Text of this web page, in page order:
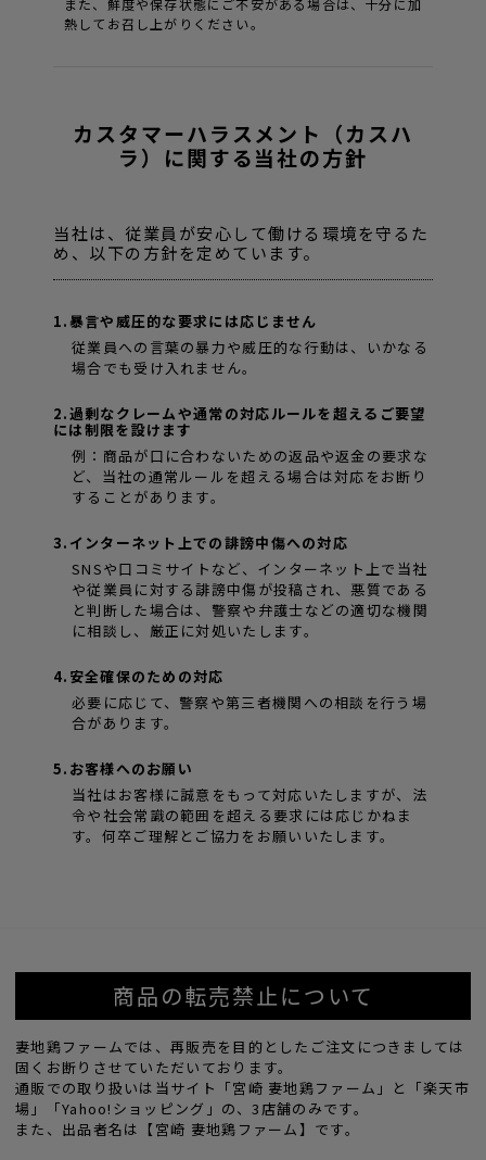
また、鮮度や保存状態にご不安がある場合は、十分に加
熱してお召し上がりください。
カスタマーハラスメント（カスハ
ラ）に関する当社の方針
当社は、従業員が安心して働ける環境を守るた
め、以下の方針を定めています。
1.暴言や威圧的な要求には応じません
従業員への言葉の暴力や威圧的な行動は、いかなる
場合でも受け入れません。
2.過剰なクレームや通常の対応ルールを超えるご要望
には制限を設けます
例：商品が口に合わないための返品や返金の要求な
ど、当社の通常ルールを超える場合は対応をお断り
することがあります。
3.インターネット上での誹謗中傷への対応
SNSや口コミサイトなど、インターネット上で当社
や従業員に対する誹謗中傷が投稿され、悪質である
と判断した場合は、警察や弁護士などの適切な機関
に相談し、厳正に対処いたします。
4.安全確保のための対応
必要に応じて、警察や第三者機関への相談を行う場
合があります。
5.お客様へのお願い
当社はお客様に誠意をもって対応いたしますが、法
令や社会常識の範囲を超える要求には応じかねま
す。何卒ご理解とご協力をお願いいたします。
商品の転売禁止について
妻地鶏ファームでは、再販売を目的としたご注文につきましては
固くお断りさせていただいております。
通販での取り扱いは当サイト「宮崎 妻地鶏ファーム」と「楽天市
場」「Yahoo!ショッピング」の、3店舗のみです。
また、出品者名は【宮崎 妻地鶏ファーム】です。